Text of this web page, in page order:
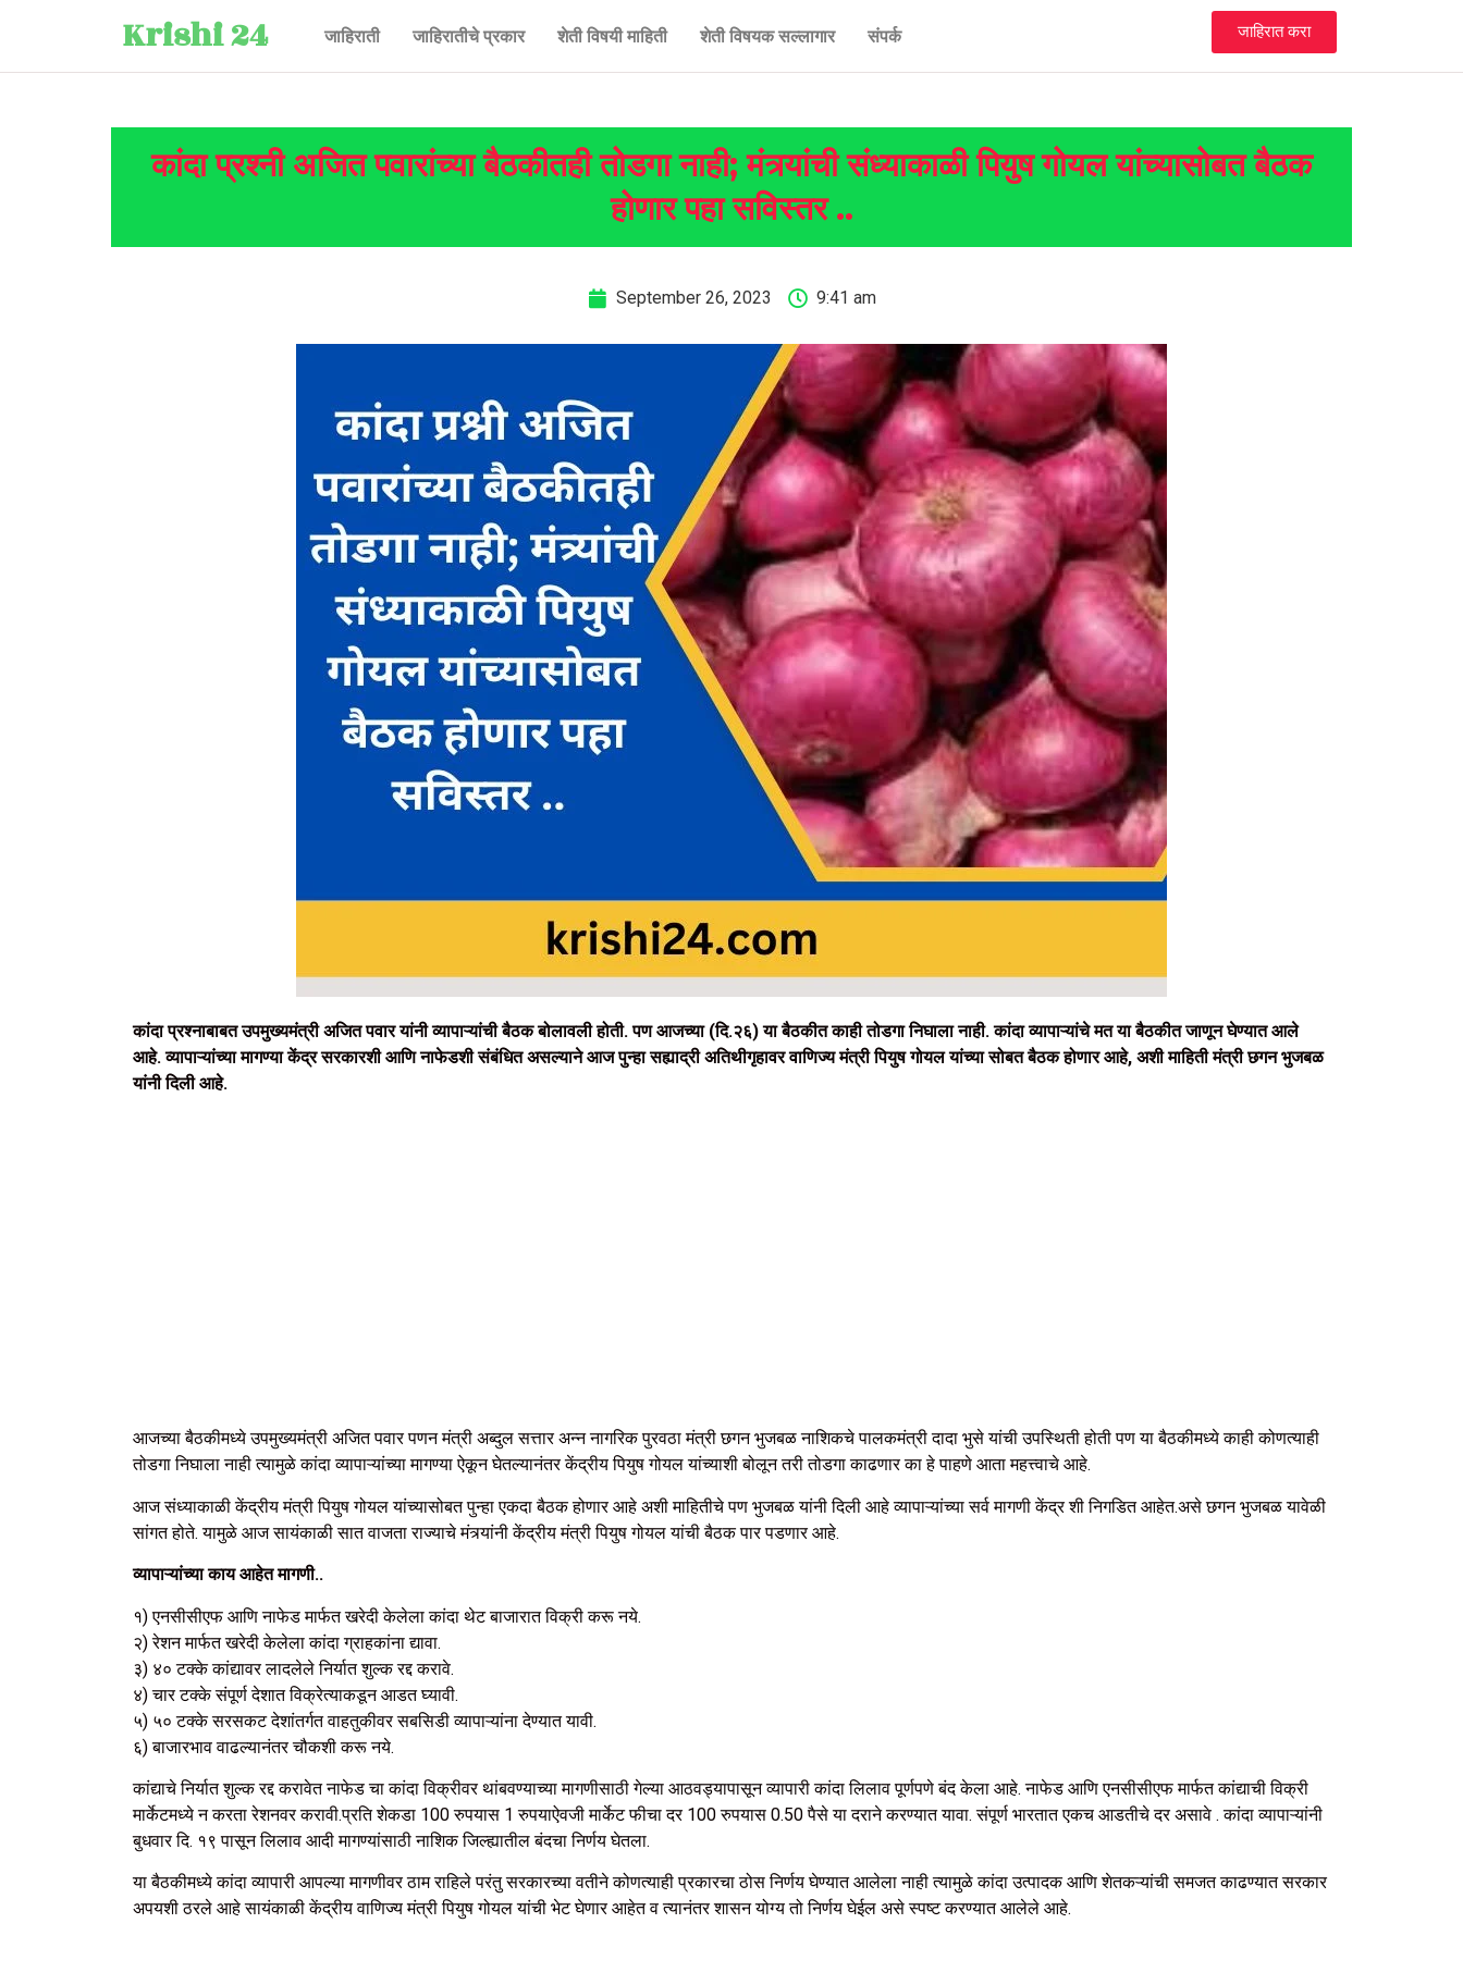
Krishi 24 जाहिराती जाहिरातीचे प्रकार शेती विषयी माहिती शेती विषयक सल्लागार संपर्क जाहिरात करा
कांदा प्रश्नी अजित पवारांच्या बैठकीतही तोडगा नाही; मंत्र्यांची संध्याकाळी पियुष गोयल यांच्यासोबत बैठक
होणार पहा सविस्तर ..
September 26, 2023 9:41 am
कांदा प्रश्नाबाबत उपमुख्यमंत्री अजित पवार यांनी व्यापाऱ्यांची बैठक बोलावली होती. पण आजच्या (दि.२६) या बैठकीत काही तोडगा निघाला नाही. कांदा व्यापाऱ्यांचे मत या बैठकीत जाणून घेण्यात आले
आहे. व्यापाऱ्यांच्या मागण्या केंद्र सरकारशी आणि नाफेडशी संबंधित असल्याने आज पुन्हा सह्याद्री अतिथीगृहावर वाणिज्य मंत्री पियुष गोयल यांच्या सोबत बैठक होणार आहे, अशी माहिती मंत्री छगन भुजबळ
यांनी दिली आहे.
आजच्या बैठकीमध्ये उपमुख्यमंत्री अजित पवार पणन मंत्री अब्दुल सत्तार अन्न नागरिक पुरवठा मंत्री छगन भुजबळ नाशिकचे पालकमंत्री दादा भुसे यांची उपस्थिती होती पण या बैठकीमध्ये काही कोणत्याही
तोडगा निघाला नाही त्यामुळे कांदा व्यापाऱ्यांच्या मागण्या ऐकून घेतल्यानंतर केंद्रीय पियुष गोयल यांच्याशी बोलून तरी तोडगा काढणार का हे पाहणे आता महत्त्वाचे आहे.
आज संध्याकाळी केंद्रीय मंत्री पियुष गोयल यांच्यासोबत पुन्हा एकदा बैठक होणार आहे अशी माहितीचे पण भुजबळ यांनी दिली आहे व्यापाऱ्यांच्या सर्व मागणी केंद्र शी निगडित आहेत.असे छगन भुजबळ यावेळी
सांगत होते. यामुळे आज सायंकाळी सात वाजता राज्याचे मंत्र्यांनी केंद्रीय मंत्री पियुष गोयल यांची बैठक पार पडणार आहे.
व्यापाऱ्यांच्या काय आहेत मागणी..
१) एनसीसीएफ आणि नाफेड मार्फत खरेदी केलेला कांदा थेट बाजारात विक्री करू नये.
२) रेशन मार्फत खरेदी केलेला कांदा ग्राहकांना द्यावा.
३) ४० टक्के कांद्यावर लादलेले निर्यात शुल्क रद्द करावे.
४) चार टक्के संपूर्ण देशात विक्रेत्याकडून आडत घ्यावी.
५) ५० टक्के सरसकट देशांतर्गत वाहतुकीवर सबसिडी व्यापाऱ्यांना देण्यात यावी.
६) बाजारभाव वाढल्यानंतर चौकशी करू नये.
कांद्याचे निर्यात शुल्क रद्द करावेत नाफेड चा कांदा विक्रीवर थांबवण्याच्या मागणीसाठी गेल्या आठवड्यापासून व्यापारी कांदा लिलाव पूर्णपणे बंद केला आहे. नाफेड आणि एनसीसीएफ मार्फत कांद्याची विक्री
मार्केटमध्ये न करता रेशनवर करावी.प्रति शेकडा 100 रुपयास 1 रुपयाऐवजी मार्केट फीचा दर 100 रुपयास 0.50 पैसे या दराने करण्यात यावा. संपूर्ण भारतात एकच आडतीचे दर असावे . कांदा व्यापाऱ्यांनी
बुधवार दि. १९ पासून लिलाव आदी मागण्यांसाठी नाशिक जिल्ह्यातील बंदचा निर्णय घेतला.
या बैठकीमध्ये कांदा व्यापारी आपल्या मागणीवर ठाम राहिले परंतु सरकारच्या वतीने कोणत्याही प्रकारचा ठोस निर्णय घेण्यात आलेला नाही त्यामुळे कांदा उत्पादक आणि शेतकऱ्यांची समजत काढण्यात सरकार
अपयशी ठरले आहे सायंकाळी केंद्रीय वाणिज्य मंत्री पियुष गोयल यांची भेट घेणार आहेत व त्यानंतर शासन योग्य तो निर्णय घेईल असे स्पष्ट करण्यात आलेले आहे.